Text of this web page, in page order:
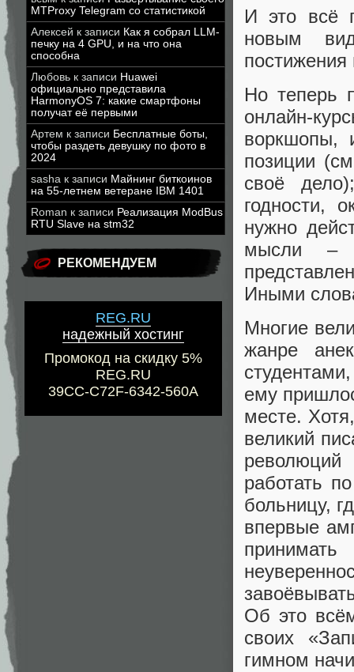
MTProxy Telegram со статистикой
Алексей к записи Как я собрал LLM-
печку на 4 GPU, и на что она
способна
Любовь к записи Huawei
официально представила
HarmonyOS 7: какие смартфоны
получат её первыми
Артем к записи Бесплатные боты,
чтобы раздеть девушку по фото в
2024
sasha к записи Майнинг биткоинов
на 55-летнем ветеране IBM 1401
Roman к записи Реализация ModBus
RTU Slave на stm32
РЕКОМЕНДУЕМ
REG.RU
надежный хостинг
Промокод на скидку 5%
REG.RU
39CC-C72F-6342-560A
И это всё
новым
постижения
Но теперь
онлайн-
воркшопы,
позиции
своё
годности,
нужно
мысли –
Иными
Многие
жанре
ему
месте.
великий
революций
работать
больницу,
впервые
Об это
своих
гимном